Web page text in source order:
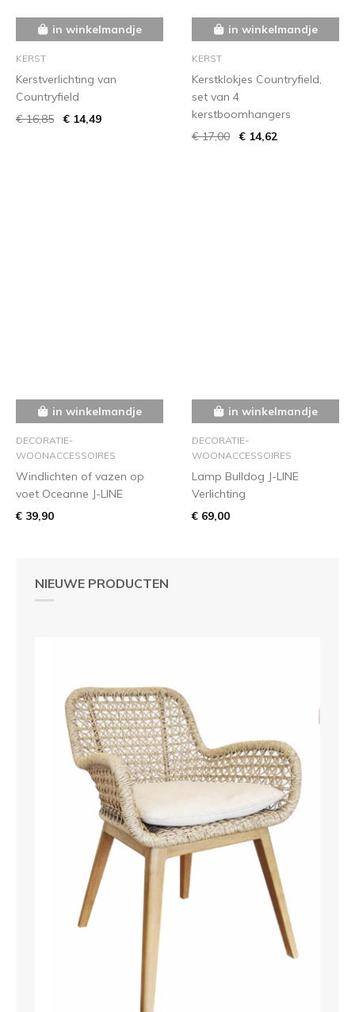
NIEUWE PRODUCTEN
in winkelmandje
KERST
Kerstverlichting van
Countryfield
€ 16,85
€ 14,49
in winkelmandje
KERST
Kerstklokjes Countryfield,
set van 4
kerstboomhangers
€ 17,00
€ 14,62
in winkelmandje
DECORATIE-
WOONACCESSOIRES
Windlichten of vazen op
voet Oceanne J-LINE
€ 39,90
in winkelmandje
DECORATIE-
WOONACCESSOIRES
Lamp Bulldog J-LINE
Verlichting
€ 69,00